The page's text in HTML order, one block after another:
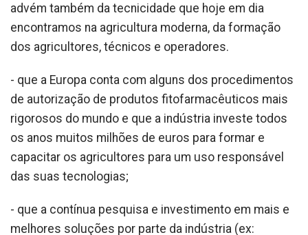
advém também da tecnicidade que hoje em dia
encontramos na agricultura moderna, da formação
dos agricultores, técnicos e operadores.
- que a Europa conta com alguns dos procedimentos
de autorização de produtos fitofarmacêuticos mais
rigorosos do mundo e que a indústria investe todos
os anos muitos milhões de euros para formar e
capacitar os agricultores para um uso responsável
das suas tecnologias;
- que a contínua pesquisa e investimento em mais e
melhores soluções por parte da indústria (ex: